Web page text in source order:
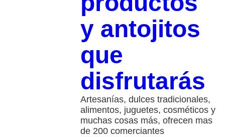
y antojitos
que
disfrutarás
Artesanías, dulces tradicionales,
alimentos, juguetes, cosméticos y
muchas cosas más, ofrecen mas
de 200 comerciantes